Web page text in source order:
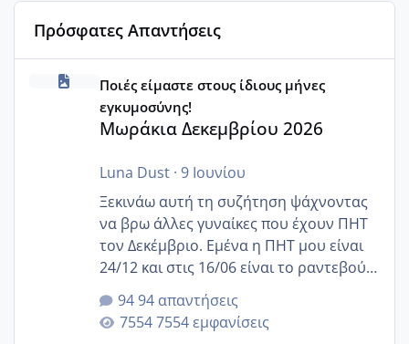
Πρόσφατες Απαντήσεις
Μωράκια Δεκεμβρίου 2026
Ποιές είμαστε στους ίδιους μήνες
εγκυμοσύνης!
Μωράκια Δεκεμβρίου 2026
Luna Dust· 9 Ιουνίου
Ξεκινάω αυτή τη συζήτηση ψάχνοντας
να βρω άλλες γυναίκες που έχουν ΠΗΤ
τον Δεκέμβριο. Εμένα η ΠΗΤ μου είναι
24/12 και στις 16/06 είναι το ραντεβού
της αυχενικής διαφάνειας. Έχω αρκετό
άγχος και οι μέρες δεν φαίνεται να
περνάνε με τίποτα.
94 απαντήσεις
7554 εμφανίσεις